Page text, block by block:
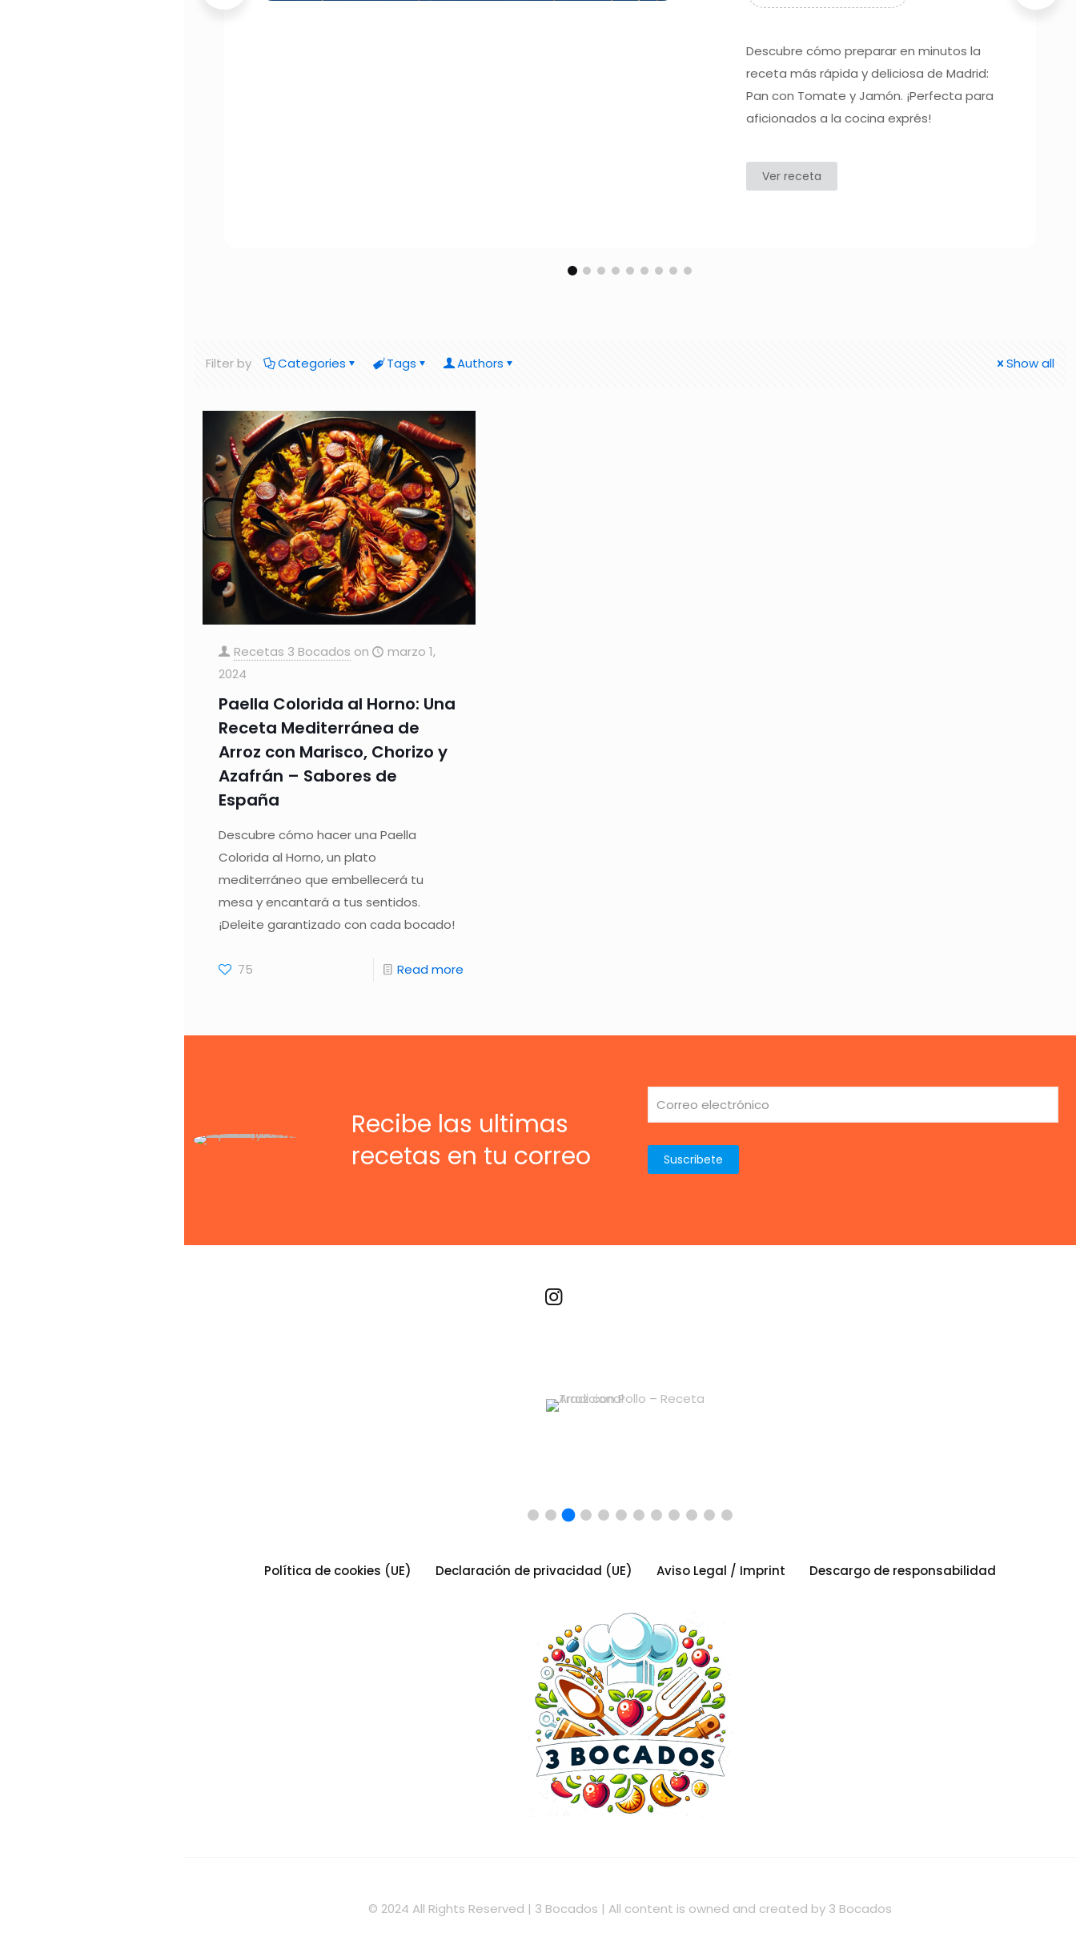
Descubre cómo preparar en minutos la
receta más rápida y deliciosa de Madrid:
Pan con Tomate y Jamón. ¡Perfecta para
aficionados a la cocina exprés!
Ver receta
Filter by Categories Tags Authors Show all
Recetas 3 Bocados on
marzo 1,
2024
Paella Colorida al Horno: Una
Receta Mediterránea de
Arroz con Marisco, Chorizo y
Azafrán – Sabores de
España
Descubre cómo hacer una Paella
Colorida al Horno, un plato
mediterráneo que embellecerá tu
mesa y encantará a tus sentidos.
¡Deleite garantizado con cada bocado!
75 Read more
Recibe las ultimas
recetas en tu correo
Política de cookies (UE) Declaración de privacidad (UE) Aviso Legal / Imprint Descargo de responsabilidad
© 2024 All Rights Reserved | 3 Bocados | All content is owned and created by 3 Bocados